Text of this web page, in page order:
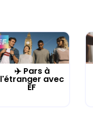
✈️ Pars à
l'étranger avec
EF